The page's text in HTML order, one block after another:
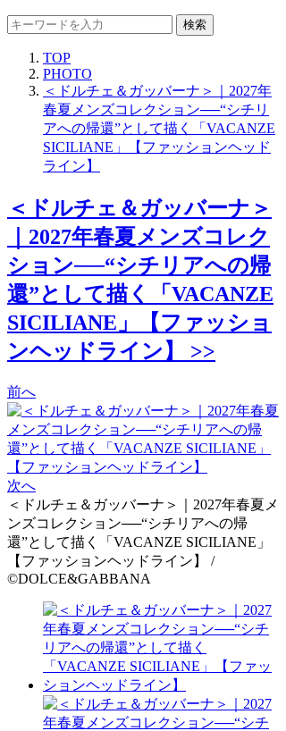
検索
TOP
PHOTO
＜ドルチェ＆ガッバーナ＞｜2027年
春夏メンズコレクション──“シチリ
アへの帰還”として描く「VACANZE
SICILIANE」【ファッションヘッド
ライン】
＜ドルチェ＆ガッバーナ＞
｜2027年春夏メンズコレク
ション──“シチリアへの帰
還”として描く「VACANZE
SICILIANE」【ファッショ
ンヘッドライン】 >>
前へ
次へ
＜ドルチェ＆ガッバーナ＞｜2027年春夏メ
ンズコレクション──“シチリアへの帰
還”として描く「VACANZE SICILIANE」
【ファッションヘッドライン】 /
©DOLCE&GABBANA